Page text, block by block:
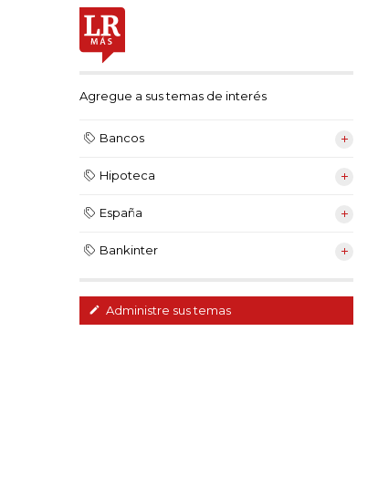
Agregue a sus temas de interés
Bancos
Hipoteca
España
Bankinter
Administre sus temas